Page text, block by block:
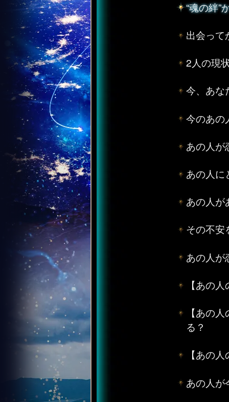
“魂の絆
出会って
2人の現
今、あな
今のあの
あの人が
あの人に
あの人が
その不安
あの人が
【あの
【あの
る？
【あの
あの人が